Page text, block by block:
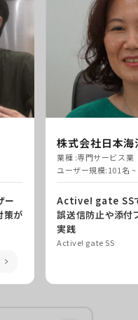
ー
策が
株式会社日本
業種 :専門サービス業
ユーザー規模:101名
Active! gate SS
誤送信防止や添付
実践
Active! gate SS